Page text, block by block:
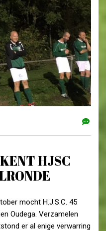
HJSC
mocht H.J.S.C. 45
Oudega. Verzamelen
er al enige verwarring